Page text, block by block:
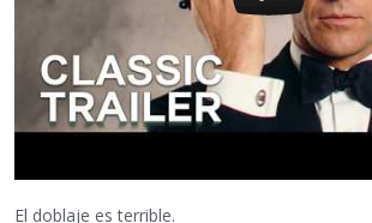
El doblaje es terrible.